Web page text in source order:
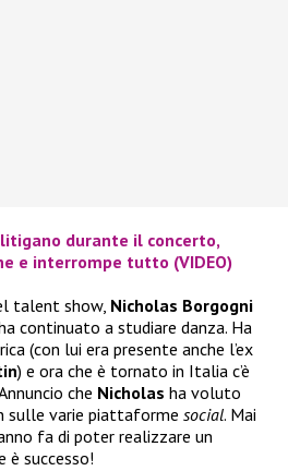
durante il concerto,
e interrompe tutto (VIDEO)
talent show, Nicholas Borgogni
continuato a studiare danza. Ha
(con lui era presente anche l’ex
) e ora che è tornato in Italia c’è
che Nicholas ha voluto
sulle varie piattaforme social. Mai
fa di poter realizzare un
è successo!